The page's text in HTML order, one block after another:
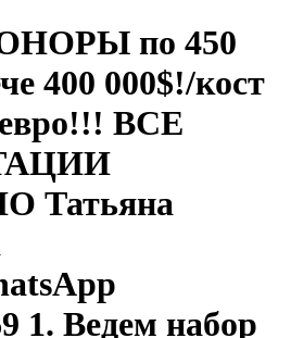
по 450
400 000$!/кост
евро!!! ВСЕ
Татьяна
1. Ведем набор